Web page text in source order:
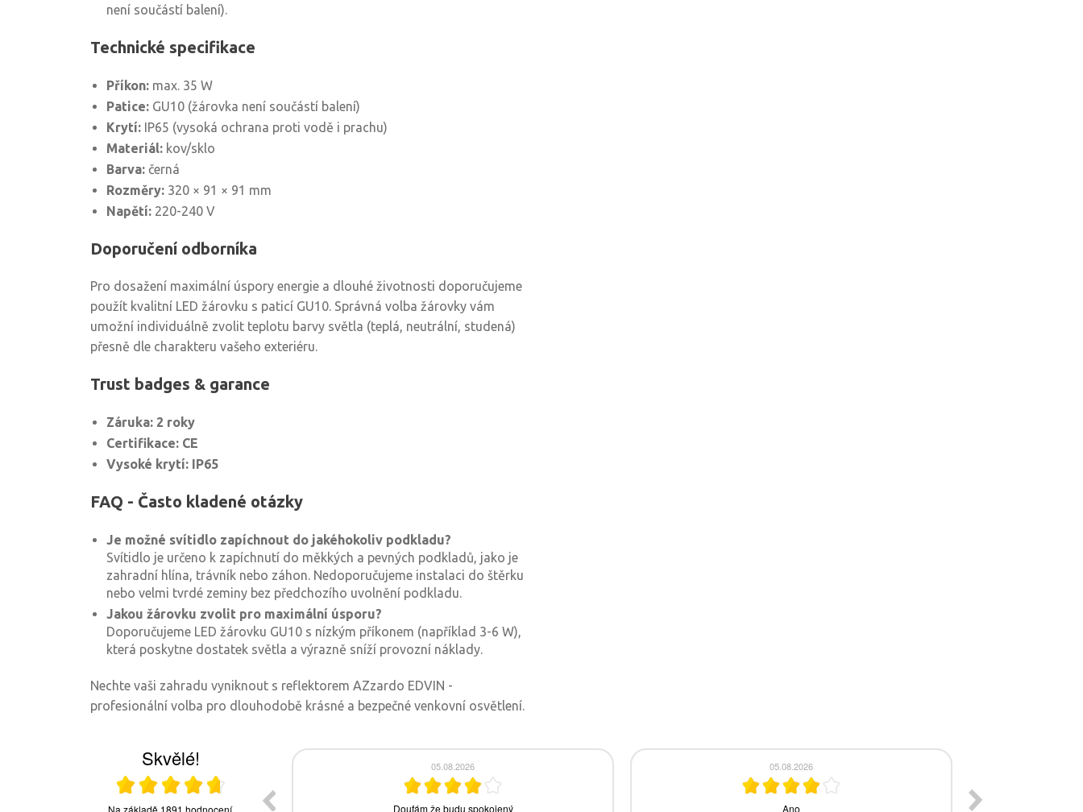
není součástí balení).
Technické specifikace
Příkon: max. 35 W
Patice: GU10 (žárovka není součástí balení)
Krytí: IP65 (vysoká ochrana proti vodě i prachu)
Materiál: kov/sklo
Barva: černá
Rozměry: 320 × 91 × 91 mm
Napětí: 220-240 V
Doporučení odborníka
Pro dosažení maximální úspory energie a dlouhé životnosti doporučujeme
použít kvalitní LED žárovku s paticí GU10. Správná volba žárovky vám
umožní individuálně zvolit teplotu barvy světla (teplá, neutrální, studená)
přesně dle charakteru vašeho exteriéru.
Trust badges & garance
Záruka: 2 roky
Certifikace: CE
Vysoké krytí: IP65
FAQ - Často kladené otázky
Je možné svítidlo zapíchnout do jakéhokoliv podkladu?
Svítidlo je určeno k zapíchnutí do měkkých a pevných podkladů, jako je
zahradní hlína, trávník nebo záhon. Nedoporučujeme instalaci do štěrku
nebo velmi tvrdé zeminy bez předchozího uvolnění podkladu.
Jakou žárovku zvolit pro maximální úsporu?
Doporučujeme LED žárovku GU10 s nízkým příkonem (například 3-6 W),
která poskytne dostatek světla a výrazně sníží provozní náklady.
Nechte vaši zahradu vyniknout s reflektorem AZzardo EDVIN -
profesionální volba pro dlouhodobě krásné a bezpečné venkovní osvětlení.